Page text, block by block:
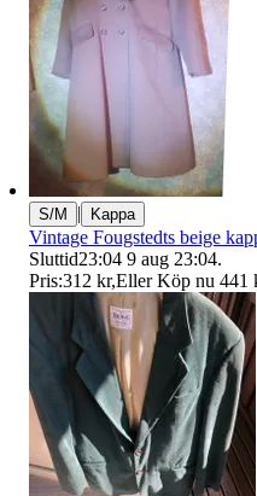
S/M | Kappa
Vintage Fougstedts beige
Sluttid23:04 9 aug 23:04.
Pris:312 kr,Eller Köp nu 441